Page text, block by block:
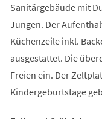
Sanitärgebäude mit
Jungen. Der
Küchenzeile inkl.
ausgestattet. Die
Freien ein. Der
Kindergeburtstage